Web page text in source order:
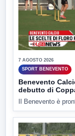
7 AGOSTO 2026
SPORT BENEVENTO
Benevento
debutto di
Il Benevento è